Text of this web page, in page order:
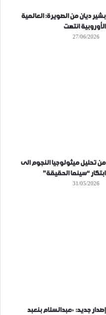
بشير ديان من الصويرة: العالمية
الأوروبية انتهت
27/06/2026
من تحليل ميثولوجيا النجوم الى
ابتكار “سينما الحقيقة”
31/05/2026
إصدار جديد: «عبدالسلام بنعبد